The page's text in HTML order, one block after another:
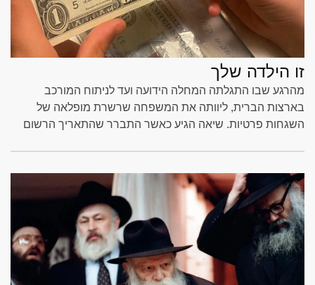
זו הילדה שלך
מהרגע שבו התגלתה המחלה הידועה ועד לניתוח המורכב
בארצות הברית, ליוותה את המשפחה שרשרת מופלאה של
השגחות פרטיות. שיאה הגיע כאשר התברר שהתאריך הרשום